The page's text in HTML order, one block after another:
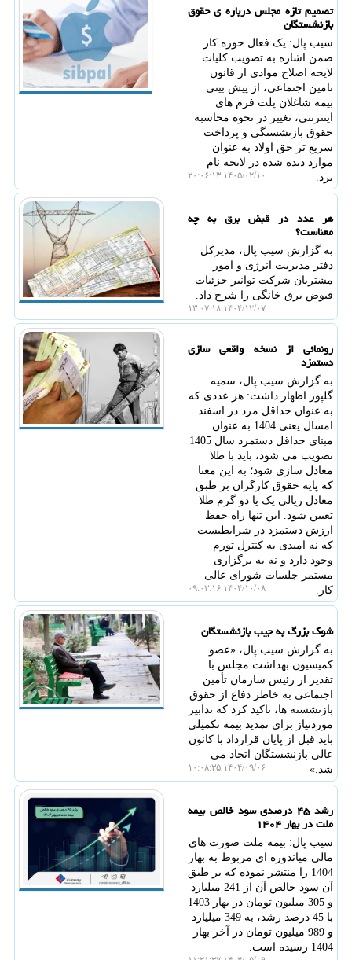
تصمیم تازه مجلس درباره ی حقوق
بازنشستگان
سیب پال: یک فعال حوزه کار
ضمن اشاره به تصویب کلیات
لایحه اصلاح موادی از قانون
تامین اجتماعی، از پیش بینی
بیمه شاغلان پلت فرم های
اینترنتی، تغییر در نحوه محاسبه
حقوق بازنشستگی و پرداخت
سریع تر حق اولاد به عنوان
موارد دیده شده در لایحه نام
برد.
۱۴۰۵/۰۲/۱۰ ۲۰:۰۶:۱۳
هر عدد در قبض برق به چه
معناست؟
به گزارش سیب پال، مدیرکل
دفتر مدیریت انرژی و امور
مشتریان شرکت توانیر جزئیات
قبوض برق خانگی را شرح داد.
۱۴۰۴/۱۲/۰۷ ۱۳:۰۷:۱۸
رونمائی از نسخه واقعی سازی
دستمزد
به گزارش سیب پال، سمیه
گلپور اظهار داشت: هر عددی که
به عنوان حداقل مزد در اسفند
امسال یعنی 1404 به عنوان
مبنای حداقل دستمزد سال 1405
تصویب می شود، باید با طلا
معادل سازی شود؛ به این معنا
که پایه حقوق کارگران بر طبق
معادل ریالی یک یا دو گرم طلا
تعیین شود. این تنها راه حفظ
ارزش دستمزد در شرایطیست
که نه امیدی به کنترل تورم
وجود دارد و نه به برگزاری
مستمر جلسات شورای عالی
کار.
۱۴۰۴/۱۰/۰۸ ۰۹:۰۳:۱۶
شوک بزرگ به جیب بازنشستگان
به گزارش سیب پال، «عضو
کمیسیون بهداشت مجلس با
تقدیر از رئیس سازمان تأمین
اجتماعی به خاطر دفاع از حقوق
بازنشسته ها، تاکید کرد که تدابیر
موردنیاز برای تمدید بیمه تکمیلی
باید قبل از پایان قرارداد با کانون
عالی بازنشستگان اتخاذ می
شد.»
۱۴۰۴/۰۹/۰۶ ۱۰:۰۸:۳۵
رشد ۴۵ درصدی سود خالص بیمه
ملت در بهار ۱۴۰۴
سیب پال: بیمه ملت صورت های
مالی میاندوره ای مربوط به بهار
1404 را منتشر نموده که بر طبق
آن سود خالص آن از 241 میلیارد
و 305 میلیون تومان در بهار 1403
با 45 درصد رشد، به 349 میلیارد
و 989 میلیون تومان در آخر بهار
1404 رسیده است.